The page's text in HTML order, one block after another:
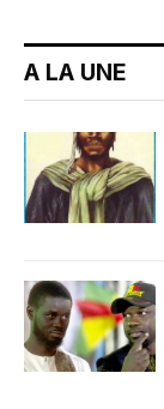
A LA UNE